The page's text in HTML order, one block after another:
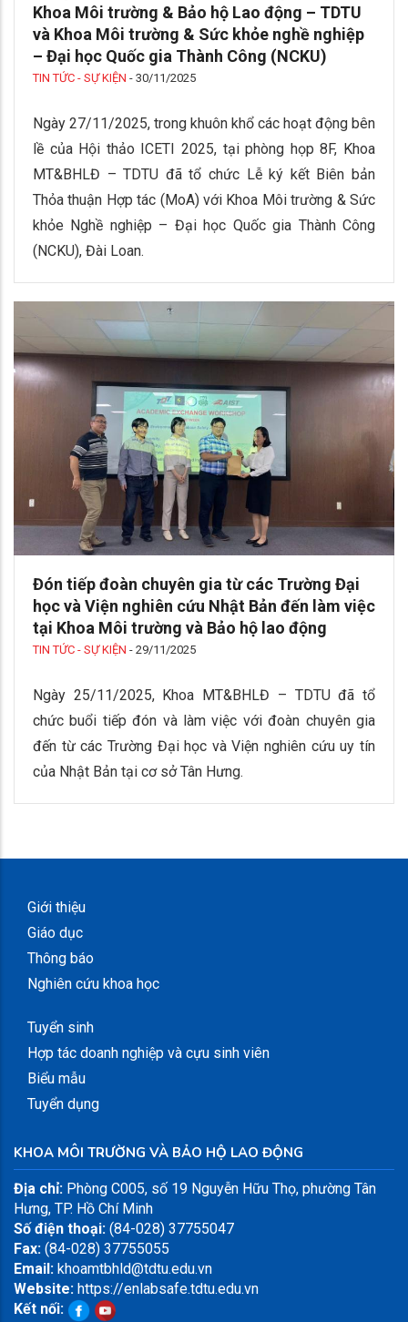
Khoa Môi trường & Bảo hộ Lao động – TDTU
và Khoa Môi trường & Sức khỏe nghề nghiệp
– Đại học Quốc gia Thành Công (NCKU)
TIN TỨC - SỰ KIỆN - 30/11/2025
Ngày 27/11/2025, trong khuôn khổ các hoạt động bên
lề của Hội thảo ICETI 2025, tại phòng họp 8F, Khoa
MT&BHLĐ – TDTU đã tổ chức Lễ ký kết Biên bản
Thỏa thuận Hợp tác (MoA) với Khoa Môi trường & Sức
khỏe Nghề nghiệp – Đại học Quốc gia Thành Công
(NCKU), Đài Loan.
Đón tiếp đoàn chuyên gia từ các Trường Đại
học và Viện nghiên cứu Nhật Bản đến làm việc
tại Khoa Môi trường và Bảo hộ lao động
TIN TỨC - SỰ KIỆN - 29/11/2025
Ngày 25/11/2025, Khoa MT&BHLĐ – TDTU đã tổ
chức buổi tiếp đón và làm việc với đoàn chuyên gia
đến từ các Trường Đại học và Viện nghiên cứu uy tín
của Nhật Bản tại cơ sở Tân Hưng.
Giới thiệu
Giáo dục
Thông báo
Nghiên cứu khoa học
Tuyển sinh
Hợp tác doanh nghiệp và cựu sinh viên
Biểu mẫu
Tuyển dụng
KHOA MÔI TRƯỜNG VÀ BẢO HỘ LAO ĐỘNG
Địa chỉ: Phòng C005, số 19 Nguyễn Hữu Thọ, phường Tân
Hưng, TP. Hồ Chí Minh
Số điện thoại: (84-028) 37755047
Fax: (84-028) 37755055
Email: khoamtbhld@tdtu.edu.vn
Website: https://enlabsafe.tdtu.edu.vn
Kết nối: